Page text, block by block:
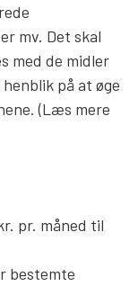
mv. Det skal
med de midler
på at øge
(Læs mere
pr. måned til
bestemte